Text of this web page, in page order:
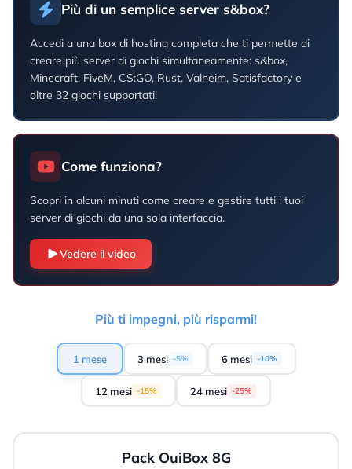
Più di un semplice server s&box?
Accedi a una box di hosting completa che ti permette di
creare più server di giochi simultaneamente: s&box,
Minecraft, FiveM, CS:GO, Rust, Valheim, Satisfactory e
oltre 32 giochi supportati!
Come funziona?
Scopri in alcuni minuti come creare e gestire tutti i tuoi
server di giochi da una sola interfaccia.
Vedere il video
Più ti impegni, più risparmi!
1 mese 3 mesi -5% 6 mesi -10%
12 mesi -15% 24 mesi -25%
Pack OuiBox 8G